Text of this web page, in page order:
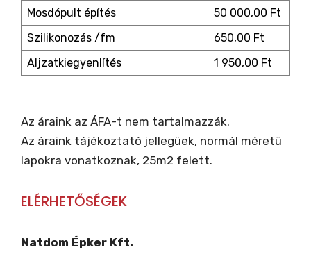
Mosdópult építés
50 000,00 Ft
Szilikonozás /fm
650,00 Ft
Aljzatkiegyenlítés
1 950,00 Ft
Az áraink az ÁFA-t nem tartalmazzák.
Az áraink tájékoztató jellegüek, normál méretü
lapokra vonatkoznak, 25m2 felett.
ELÉRHETŐSÉGEK
Natdom Épker Kft.